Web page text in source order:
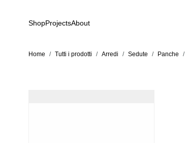
ShopProjectsAbout
Home / Tutti i prodotti / Arredi / Sedute / Panche /